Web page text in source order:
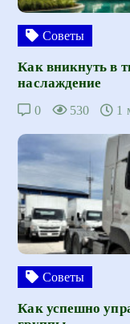
Советы
Как вникнуть в
наслаждение
0 530 1
Советы
Как успешно